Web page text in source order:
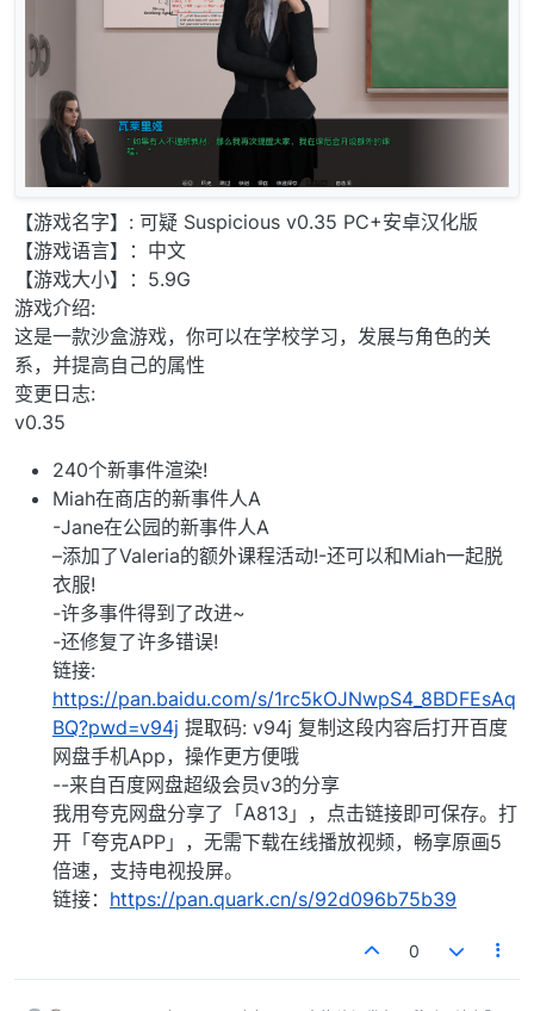
【游戏名字】: 可疑 Suspicious v0.35 PC+安卓汉化版
【游戏语言】：中文
【游戏大小】：5.9G
游戏介绍:
这是一款沙盒游戏，你可以在学校学习，发展与角色的关
系，并提高自己的属性
变更日志:
v0.35
240个新事件渲染!
Miah在商店的新事件人A
-Jane在公园的新事件人A
–添加了Valeria的额外课程活动!-还可以和Miah一起脱
衣服!
-许多事件得到了改进~
-还修复了许多错误!
链接:
https://pan.baidu.com/s/1rc5kOJNwpS4_8BDFEsAq
BQ?pwd=v94j 提取码: v94j 复制这段内容后打开百度
网盘手机App，操作更方便哦
--来自百度网盘超级会员v3的分享
我用夸克网盘分享了「A813」，点击链接即可保存。打
开「夸克APP」，无需下载在线播放视频，畅享原画5
倍速，支持电视投屏。
链接： https://pan.quark.cn/s/92d096b75b39
0